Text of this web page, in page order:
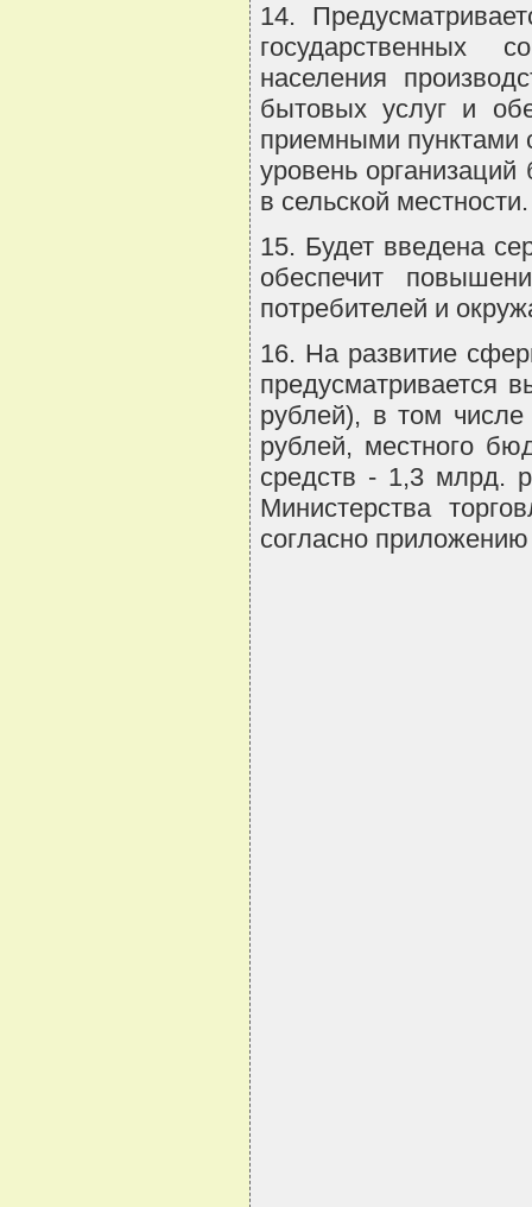
14.
государственных
населения
бытовых услуг и
приемными пунктами
уровень
в сельской местности.
15. Будет введена
обеспечит
потребителей и
16. На развитие
предусматривается
рублей), в том
рублей, местного
средств - 1,3 млрд.
Министерства
согласно